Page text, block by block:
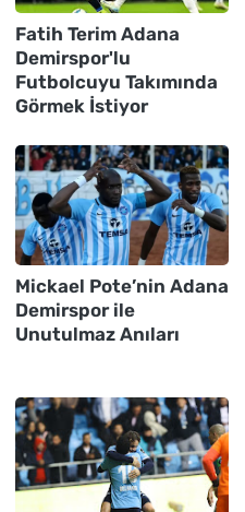
Fatih Terim Adana
Demirspor'lu
Futbolcuyu Takımında
Görmek İstiyor
Mickael Pote’nin Adana
Demirspor ile
Unutulmaz Anıları